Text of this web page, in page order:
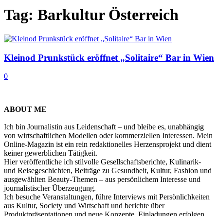
Tag: Barkultur Österreich
Kleinod Prunkstück eröffnet „Solitaire“ Bar in Wien
0
ABOUT ME
Ich bin Journalistin aus Leidenschaft – und bleibe es, unabhängig
von wirtschaftlichen Modellen oder kommerziellen Interessen. Mein
Online-Magazin ist ein rein redaktionelles Herzensprojekt und dient
keiner gewerblichen Tätigkeit.
Hier veröffentliche ich stilvolle Gesellschaftsberichte, Kulinarik-
und Reisegeschichten, Beiträge zu Gesundheit, Kultur, Fashion und
ausgewählten Beauty-Themen – aus persönlichem Interesse und
journalistischer Überzeugung.
Ich besuche Veranstaltungen, führe Interviews mit Persönlichkeiten
aus Kultur, Society und Wirtschaft und berichte über